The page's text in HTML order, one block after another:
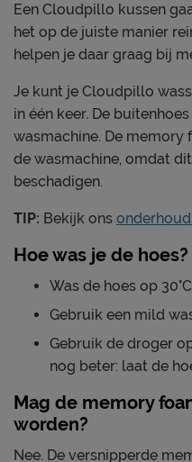
Een Cloudpillo kussen
het op de juiste manier
helpen je daar graag bij
Je kunt je Cloudpillo
in één keer. De
wasmachine. De
de wasmachine, omdat
beschadigen.
TIP: Bekijk ons
Hoe was je de hoes?
Was de hoes op
Gebruik een mild
Gebruik de droger
nog beter: laat de
Mag de memory
worden?
Nee. De versnipperde